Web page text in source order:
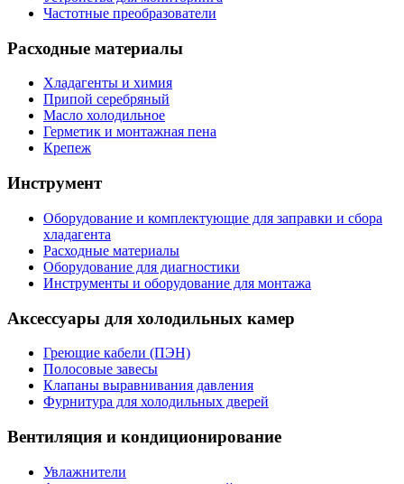
Частотные преобразователи
Расходные материалы
Хладагенты и химия
Припой серебряный
Масло холодильное
Герметик и монтажная пена
Крепеж
Инструмент
Оборудование и комплектующие для заправки и сбора
хладагента
Расходные материалы
Оборудование для диагностики
Инструменты и оборудование для монтажа
Аксессуары для холодильных камер
Греющие кабели (ПЭН)
Полосовые завесы
Клапаны выравнивания давления
Фурнитура для холодильных дверей
Вентиляция и кондиционирование
Увлажнители